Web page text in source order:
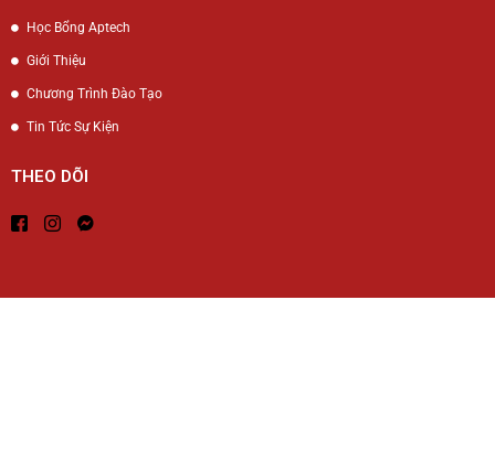
Học Bổng Aptech
Giới Thiệu
Chương Trình Đào Tạo
Tin Tức Sự Kiện
THEO DÕI